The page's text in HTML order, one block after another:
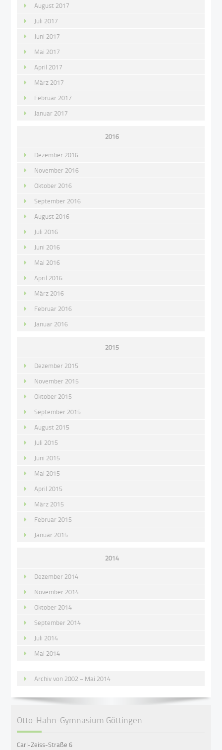
August 2017
Juli 2017
Juni 2017
Mai 2017
April 2017
März 2017
Februar 2017
Januar 2017
2016
Dezember 2016
November 2016
Oktober 2016
September 2016
August 2016
Juli 2016
Juni 2016
Mai 2016
April 2016
März 2016
Februar 2016
Januar 2016
2015
Dezember 2015
November 2015
Oktober 2015
September 2015
August 2015
Juli 2015
Juni 2015
Mai 2015
April 2015
März 2015
Februar 2015
Januar 2015
2014
Dezember 2014
November 2014
Oktober 2014
September 2014
Juli 2014
Mai 2014
Archiv von 2002 – Mai 2014
Otto-Hahn-Gymnasium Göttingen
Carl-Zeiss-Straße 6